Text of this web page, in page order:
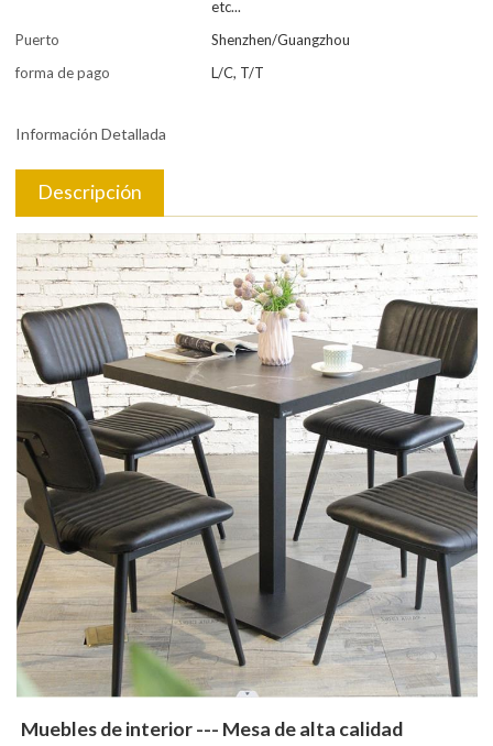
etc...
Puerto
Shenzhen/Guangzhou
forma de pago
L/C, T/T
Información Detallada
Descripción
Muebles de interior --- Mesa de alta calidad